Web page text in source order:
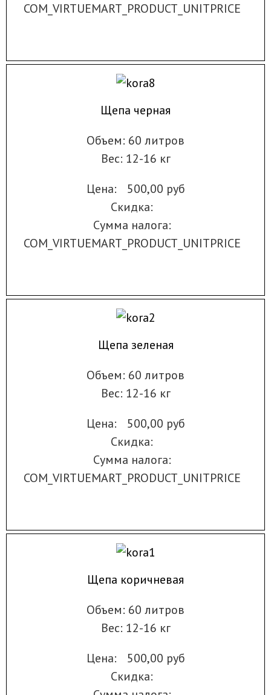
COM_VIRTUEMART_PRODUCT_UNITPRICE
Щепа черная
Объем: 60 литров
Вес: 12-16 кг
Цена:
500,00 руб
Скидка:
Сумма налога:
COM_VIRTUEMART_PRODUCT_UNITPRICE
Щепа зеленая
Объем: 60 литров
Вес: 12-16 кг
Цена:
500,00 руб
Скидка:
Сумма налога:
COM_VIRTUEMART_PRODUCT_UNITPRICE
Щепа коричневая
Объем: 60 литров
Вес: 12-16 кг
Цена:
500,00 руб
Скидка: